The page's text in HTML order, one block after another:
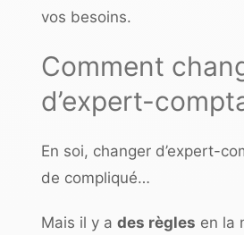
vos besoins.
Comment
d’expert-
En soi, changer d’expert-
de compliqué…
Mais il y a des règles en la